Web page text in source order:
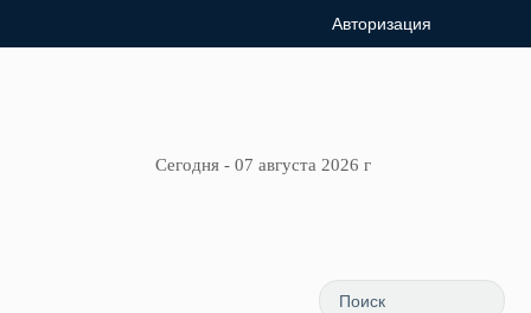
Авторизация
Сегодня - 07 августа 2026 г